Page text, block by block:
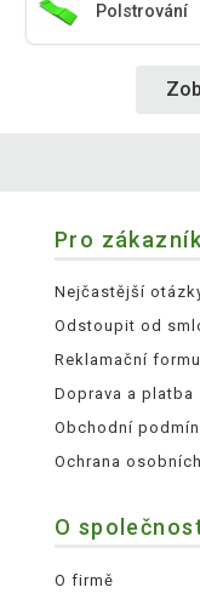
Polstrování
Pro
Nejčastější
Odstoupit od
Reklamační
Doprava a platba
Obchodní
Ochrana
O
O firmě